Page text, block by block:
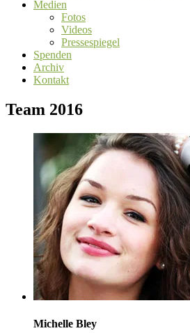
Medien
Fotos
Videos
Pressespiegel
Spenden
Archiv
Kontakt
Team 2016
Michelle Bley